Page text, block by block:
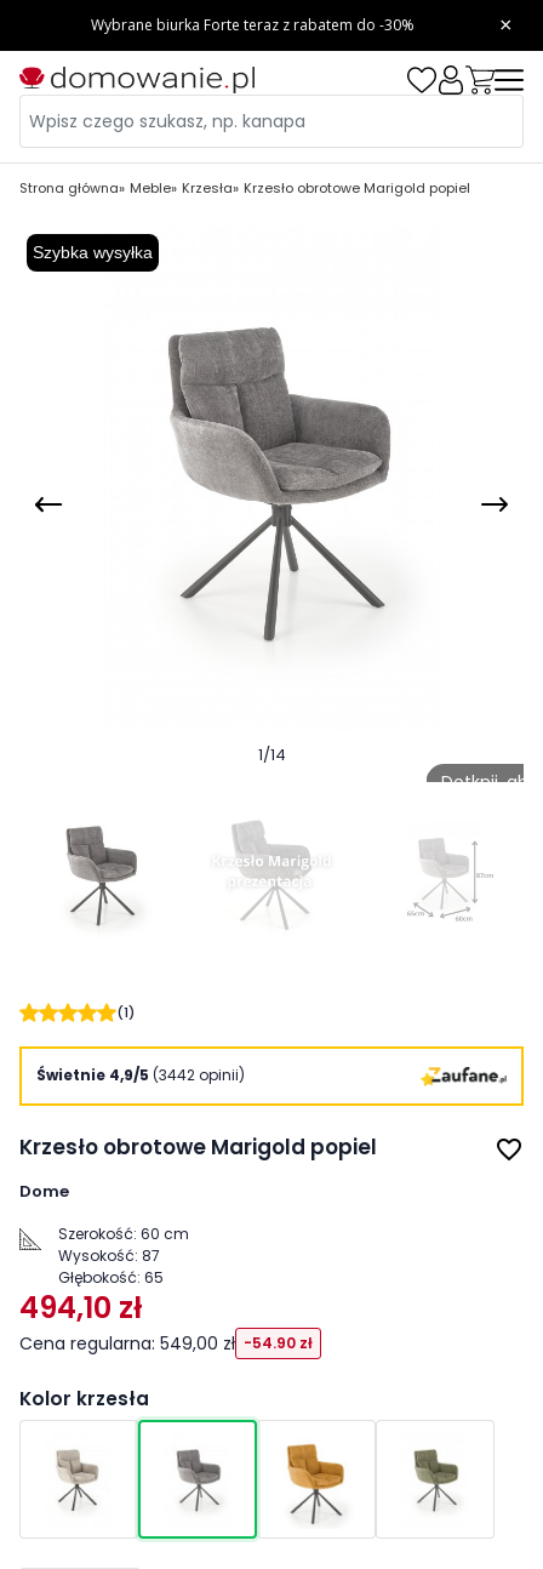
Strona główna Meble Krzesła Krzesło obrotowe Marigold popiel
Szybka wysyłka
Dotknij,
1/14
(1)
Świetnie 4,9/5 (3442 opinii)
Krzesło obrotowe Marigold popiel favorite_border
Dome
Szerokość: 60 cm
Wysokość: 87
Głębokość: 65
494,10 zł
Cena regularna: 549,00 zł -54.90 zł
Kolor krzesła